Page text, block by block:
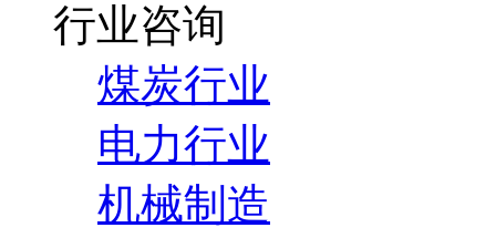
行业咨询
煤炭行业
电力行业
机械制造